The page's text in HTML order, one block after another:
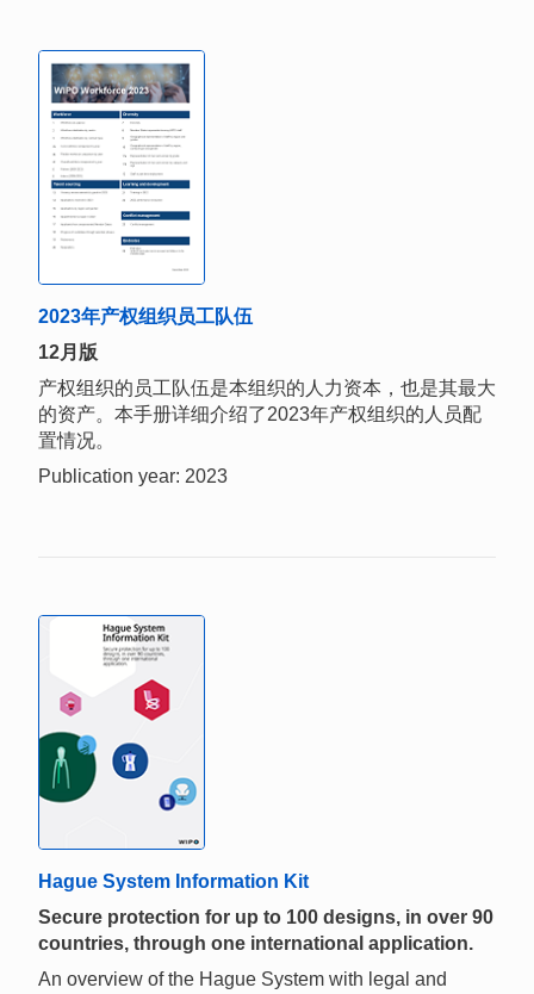
2023年产权组织员工队伍
12月版
产权组织的员工队伍是本组织的人力资本，也是其最大
的资产。本手册详细介绍了2023年产权组织的人员配
置情况。
Publication year: 2023
Hague System Information Kit
Secure protection for up to 100 designs, in over 90
countries, through one international application.
An overview of the Hague System with legal and